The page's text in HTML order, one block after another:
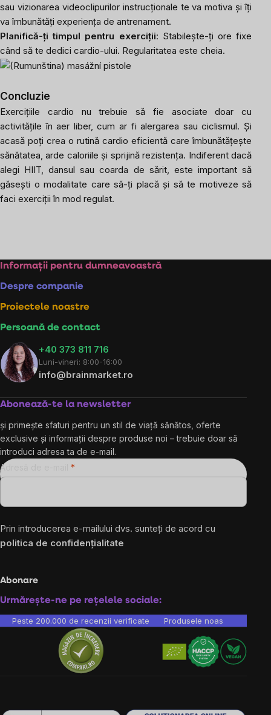
sau vizionarea videoclipurilor instrucționale te va motiva și îți
va îmbunătăți experiența de antrenament.
Planifică-ți timpul pentru exerciții: Stabilește-ți ore fixe
când să te dedici cardio-ului. Regularitatea este cheia.
Concluzie
Exercițiile cardio nu trebuie să fie asociate doar cu
activitățile în aer liber, cum ar fi alergarea sau ciclismul. Și
acasă poți crea o rutină cardio eficientă care îmbunătățește
sănătatea, arde caloriile și sprijină rezistența. Indiferent dacă
alegi HIIT, dansul sau coarda de sărit, este important să
găsești o modalitate care să-ți placă și să te motiveze să
faci exerciții în mod regulat.
Subsol
Informații pentru dumneavoastră
Despre companie
Proiectele noastre
Persoană de contact
+40 373 811 716
Luni-vineri: 8:00-16:00
info@brainmarket.ro
Abonează-te la newsletter
și primește sfaturi pentru un stil de viață sănătos, oferte
exclusive și informații despre produse noi – trebuie doar să
introduci adresa ta de e-mail.
Adresă de e-mail
Prin introducerea e-mailului dvs. sunteți de acord cu
politica de confidențialitate
Abonare
Urmărește-ne pe rețelele sociale:
Peste 200.000 de recenzii verificate Produsele noastre sunt